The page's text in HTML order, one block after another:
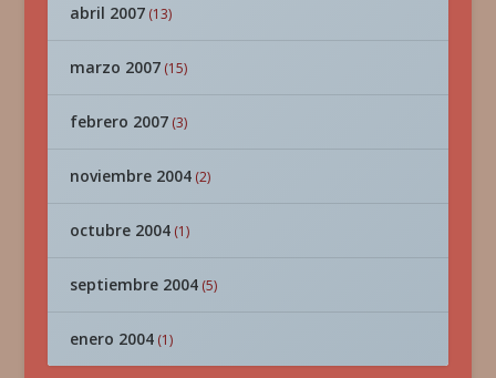
abril 2007(13)
marzo 2007(15)
febrero 2007(3)
noviembre 2004(2)
octubre 2004(1)
septiembre 2004(5)
enero 2004(1)